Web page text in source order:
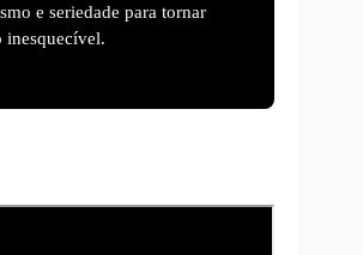
e seriedade para tornar
inesquecível.